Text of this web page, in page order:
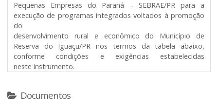
Pequenas Empresas do Paraná – SEBRAE/PR para a
execução de programas integrados voltados à promoção
do
desenvolvimento rural e econômico do Município de
Reserva do Iguaçu/PR nos termos da tabela abaixo,
conforme condições e exigências estabelecidas
neste instrumento.
Documentos